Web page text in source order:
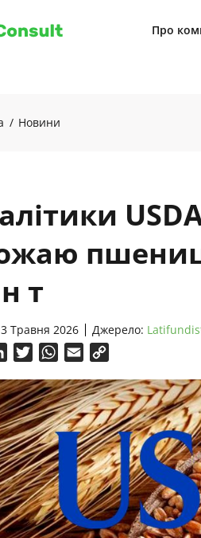
Про
Новини
т
Травня 2026 Джерело:
LinkedInTwitterWhatsApp
Email